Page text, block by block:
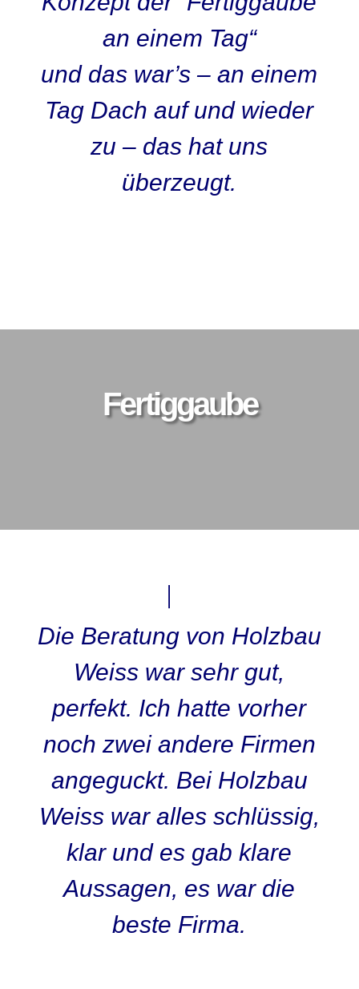
an einem Tag“
und das war’s – an einem
Tag Dach auf und wieder
zu – das hat uns
überzeugt.
Fertiggaube
Die Beratung von Holzbau
Weiss war sehr gut,
perfekt. Ich hatte vorher
noch zwei andere Firmen
angeguckt. Bei Holzbau
Weiss war alles schlüssig,
klar und es gab klare
Aussagen, es war die
beste Firma.